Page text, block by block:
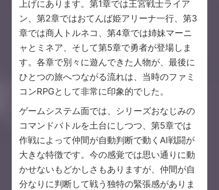
上げにあります。第1章では王宮戦士ライア
ン、第2章ではおてんば姫アリーナ一行、第3
章では商人トルネコ、第4章では姉妹マーニ
ャとミネア、そして第5章で勇者が登場しま
す。各章で別々に遊んできた人物が、最後に
ひとつの旅へつながる流れは、当時のファミ
コンRPGとして非常に印象的でした。
ゲームシステム面では、シリーズおなじみの
コマンドバトルを土台にしつつ、第5章では
作戦によって仲間が自動判断で動くAI戦闘が
大きな特徴です。今の感覚では思い通りに動
かせないもどかしさもありますが、仲間が自
分なりに判断して戦う独特の緊張感がありま